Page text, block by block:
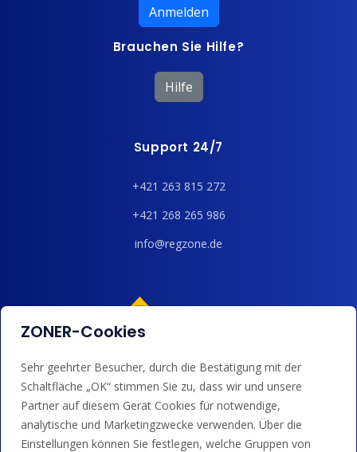
Anmelden
Brauchen Sie Hilfe?
Hilfe
Support 24/7
+421 263 815 272
+421 268 265 986
info@regzone.de
Wir akzeptieren Kartenzahlungen, Google/Apple Pay,
Banküberweisungen und Guthaben.
ZONER-Cookies
Sehr geehrter Besucher, durch die Bestätigung mit der
Schaltfläche „OK“ stimmen Sie zu, dass wir und unsere
Partner auf diesem Gerät Cookies für notwendige,
analytische und Marketingzwecke verwenden. Über die
Einstellungen können Sie festlegen, welche Gruppen von